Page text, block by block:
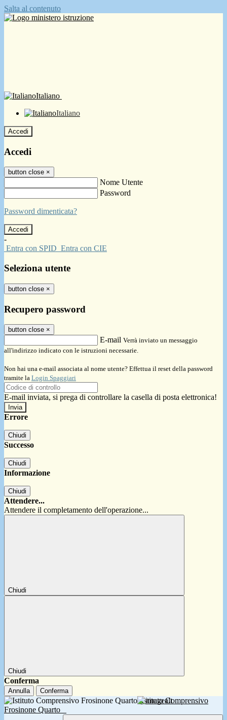
Salta al contenuto
Italiano
Italiano
Accedi
Accedi
button close ×
Nome Utente
Password
Password dimenticata?
-
Entra con SPID Entra con CIE
Seleziona utente
button close ×
Recupero password
button close ×
E-mail Verrà inviato un messaggio
all'indirizzo indicato con le istruzioni necessarie.
Non hai una e-mail associata al nome utente? Effettua il reset della password
tramite la Login Spaggiari
E-mail inviata, si prega di controllare la casella di posta elettronica!
Errore
Chiudi
Successo
Chiudi
Informazione
Chiudi
Attendere...
Attendere il completamento dell'operazione...
Chiudi
Chiudi
Conferma
Annulla Conferma
Istituto Comprensivo
Frosinone Quarto